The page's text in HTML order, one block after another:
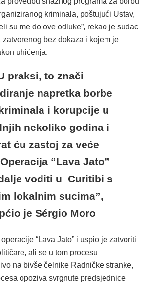
kriminala, poštujući Ustav,
su me do ove odluke”, rekao je sudac
zatvorenog bez dokaza i kojem je
uhićenja.
praksi, to znači
napretka borbe
i korupcije u
nekoliko godina i
ću zastoj za veće
“Lava Jato”
voditi u Curitibi s
lokalnim sucima”,
je Sérgio Moro
“Lava Jato” i uspio je zatvoriti
ali se u tom procesu
na bivše čelnike Radničke stranke,
opoziva svrgnute predsjednice